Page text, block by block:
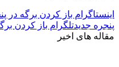
اینستاگرام باز کردن برگه در
پنجره جدیدتلگرام باز کردن
مقاله های اخیر